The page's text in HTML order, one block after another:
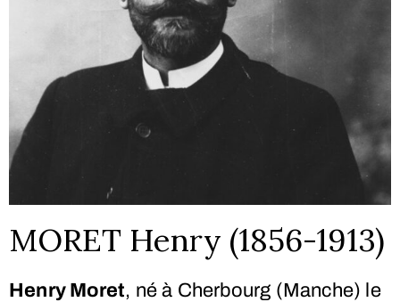
MORET Henry (1856-1913)
Henry Moret, né à Cherbourg (Manche) le